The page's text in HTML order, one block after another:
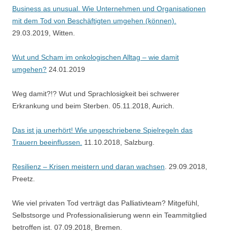
Business as unusual. Wie Unternehmen und Organisationen
mit dem Tod von Beschäftigten umgehen (können).
29.03.2019, Witten.
Wut und Scham im onkologischen Alltag – wie damit
umgehen? 24.01.2019
Weg damit?!? Wut und Sprachlosigkeit bei schwerer
Erkrankung und beim Sterben. 05.11.2018, Aurich.
Das ist ja unerhört! Wie ungeschriebene Spielregeln das
Trauern beeinflussen.
11.10.2018, Salzburg.
Resilienz – Krisen meistern und daran wachsen . 29.09.2018,
Preetz.
Wie viel privaten Tod verträgt das Palliativteam? Mitgefühl,
Selbstsorge und Professionalisierung wenn ein Teammitglied
betroffen ist. 07.09.2018, Bremen.